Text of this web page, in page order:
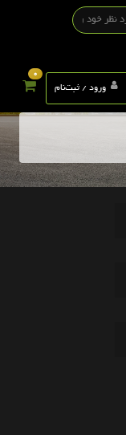
ورود / ثبت‌نام
0